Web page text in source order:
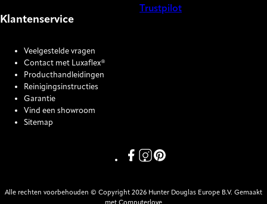
Klantenservice
Veelgestelde vragen
Contact met Luxaflex®
Producthandleidingen
Reinigingsinstructies
Garantie
Vind een showroom
Sitemap
Trustpilot
Link missing Display text from
Link missing Display text
Link missing Display text
Alle rechten voorbehouden © Copyright 2026 Hunter Douglas Europe B.V. Gemaakt